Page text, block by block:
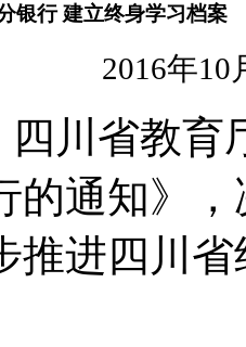
银行 建立终身学习档案
2016年10
四川省教
的通知》
推进四川